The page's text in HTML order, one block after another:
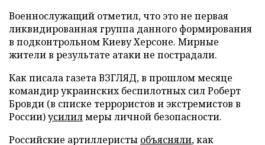
Военнослужащий отметил, что это не первая
ликвидированная группа данного формирования
в подконтрольном Киеву Херсоне. Мирные
жители в результате атаки не пострадали.
Как писала газета ВЗГЛЯД, в прошлом месяце
командир украинских беспилотных сил Роберт
Бровди (в списке террористов и экстремистов в
России)усилилмеры личной безопасности.
Российские артиллеристы объясняли, как